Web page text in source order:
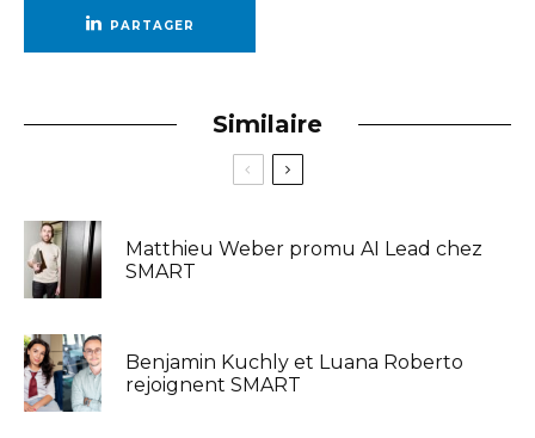
PARTAGER
Similaire
Matthieu Weber promu AI Lead chez
SMART
Benjamin Kuchly et Luana Roberto
rejoignent SMART